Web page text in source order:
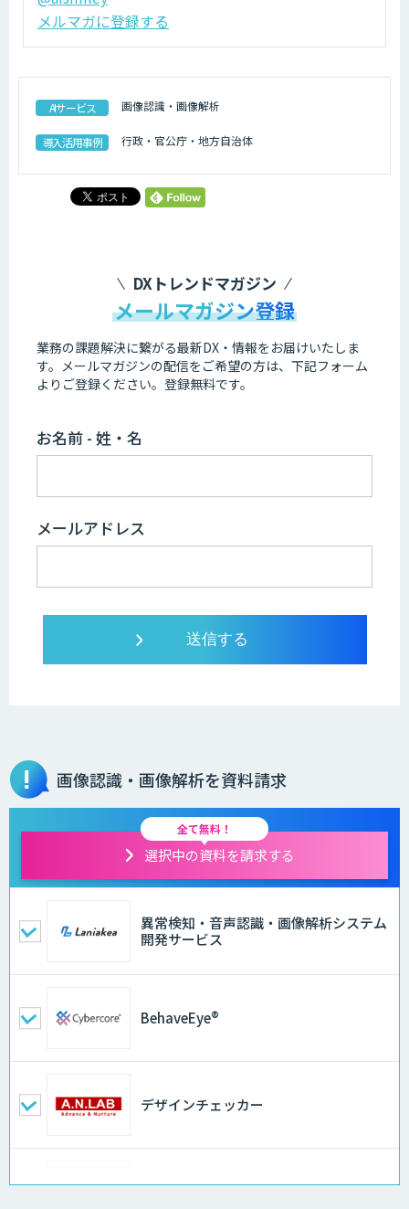
メルマガに登録する
AIサービス 画像認識・画像解析
導入活用事例 行政・官公庁・地方自治体
DXトレンドマガジン
メールマガジン登録
業務の課題解決に繋がる最新DX・情報をお届けいたしま
す。 メールマガジンの配信をご希望の方は、下記フォーム
よりご登録ください。登録無料です。
お名前 - 姓・名
メールアドレス
画像認識・画像解析を資料請求
全て無料！
選択中の資料を請求する
異常検知・音声認識・画像解析システム
開発サービス
BehaveEye®
デザインチェッカー
地理空間DX ソリューション